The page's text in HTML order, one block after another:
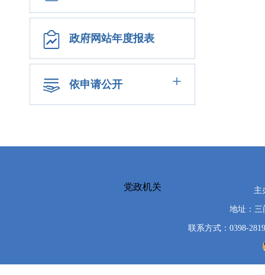
政府网站年度报表
依申请公开 +
党政机关 主
地址：三
联系方式：0398-